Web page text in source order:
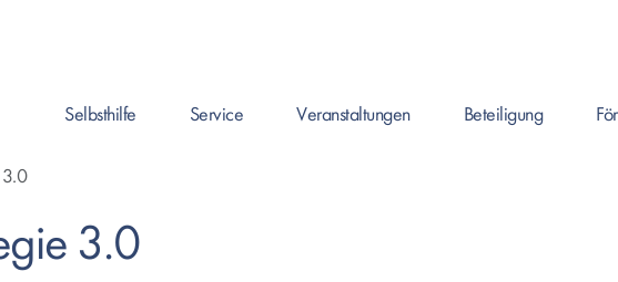
Selbsthilfe
Service
Veranstaltungen
Beteiligung
3.0
3.0